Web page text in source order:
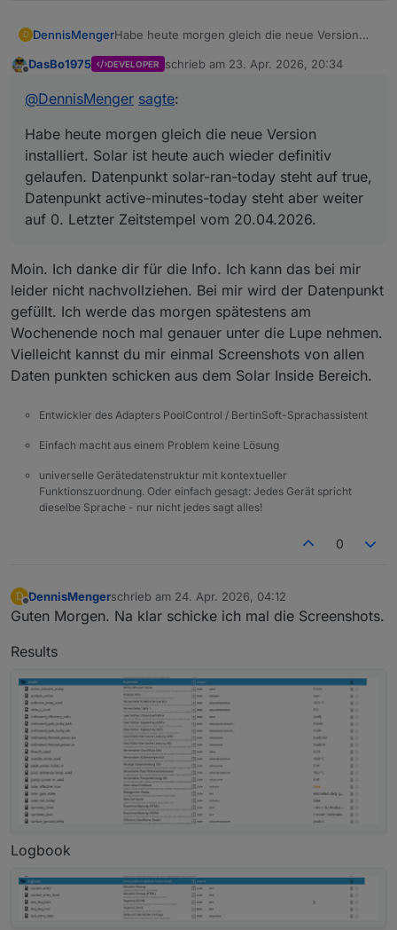
D DennisMengerHabe heute morgen gleich die neue Version
gelaufen. Datenpunkt solar-ran-today steht auf
aber weiter auf 0. Letzter Zeitstempel vom
DasBo1975 DEVELOPER schrieb am 23. Apr. 2026, 20:34
zuletzt editiert von
@DennisMenger sagte:
Habe heute morgen gleich die neue Version
installiert. Solar ist heute auch wieder definitiv
gelaufen. Datenpunkt solar-ran-today steht auf true,
Datenpunkt active-minutes-today steht aber weiter
auf 0. Letzter Zeitstempel vom 20.04.2026.
Moin. Ich danke dir für die Info. Ich kann das bei mir
leider nicht nachvollziehen. Bei mir wird der Datenpunkt
gefüllt. Ich werde das morgen spätestens am
Wochenende noch mal genauer unter die Lupe nehmen.
Vielleicht kannst du mir einmal Screenshots von allen
Daten punkten schicken aus dem Solar Inside Bereich.
Entwickler des Adapters PoolControl / BertinSoft-Sprachassistent
Einfach macht aus einem Problem keine Lösung
universelle Gerätedatenstruktur mit kontextueller
Funktionszuordnung. Oder einfach gesagt: Jedes Gerät spricht
dieselbe Sprache - nur nicht jedes sagt alles!
0
D
Offline
DennisMengerschrieb am 24. Apr. 2026, 04:12
zuletzt editiert von
Guten Morgen. Na klar schicke ich mal die Screenshots.
Results
Logbook